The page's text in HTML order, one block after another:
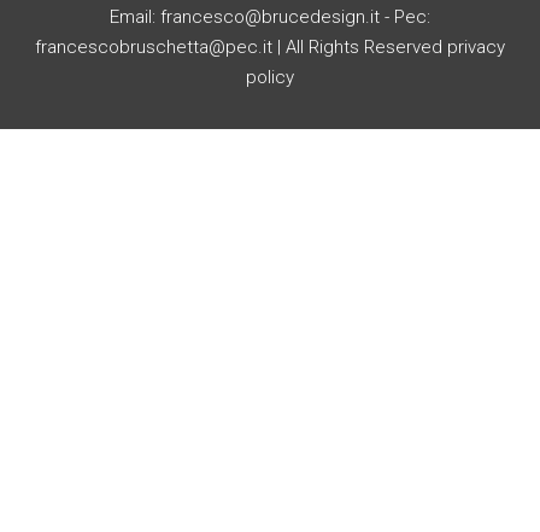
Email: francesco@brucedesign.it - Pec:
francescobruschetta@pec.it | All Rights Reserved privacy
policy